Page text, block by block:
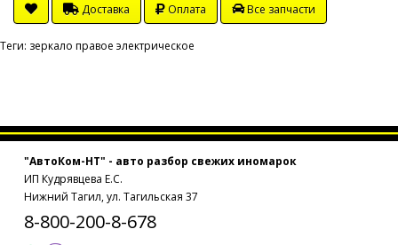
Доставка Оплата Все запчасти
Теги: зеркало правое электрическое
"АвтоКом-НТ" - авто разбор свежих иномарок
ИП Кудрявцева Е.С.
Нижний Тагил, ул. Тагильская 37
8-800-200-8-678